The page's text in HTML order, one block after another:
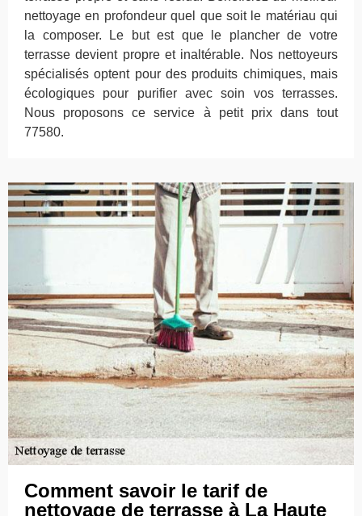
nettoyage en profondeur quel que soit le matériau qui
la composer. Le but est que le plancher de votre
terrasse devient propre et inaltérable. Nos nettoyeurs
spécialisés optent pour des produits chimiques, mais
écologiques pour purifier avec soin vos terrasses.
Nous proposons ce service à petit prix dans tout
77580.
Comment savoir le tarif de
nettoyage de terrasse à La Haute